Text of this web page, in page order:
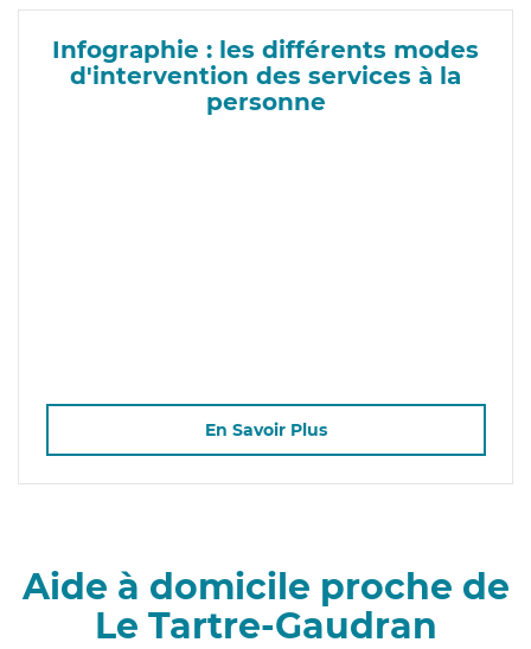
Infographie : les différents modes
d'intervention des services à la
personne
En Savoir Plus
Aide à domicile proche de
Le Tartre-Gaudran